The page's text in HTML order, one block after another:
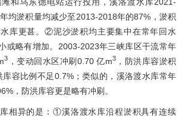
均淤积量均减少至2013-2018年的87%，淤积
库更甚。②泥沙淤积均主要集中在常年回水
或略有增加。2003-2023年三峡库区干流常年
3 ，变动回水区冲刷0.70 亿m3，防洪库容淤积
库容比例不足0.7%；类似的，溪洛渡水库常年
，防洪库容更是略有冲刷。
相异的是：①溪洛渡水库沿程淤积具有连续